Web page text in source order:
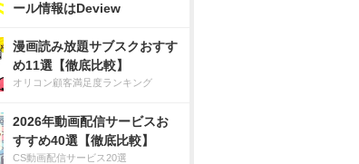
ール情報はDeview
漫画読み放題サブスクおすす
め11選【徹底比較】
オリコン顧客満足度ランキング
2026年動画配信サービスお
すすめ40選【徹底比較】
CS動画配信サービス20選